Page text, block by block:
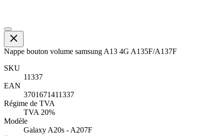
Nappe bouton volume samsung A13 4G A135F/A137F
SKU
11337
EAN
3701671411337
Régime de TVA
TVA 20%
Modèle
Galaxy A20s - A207F